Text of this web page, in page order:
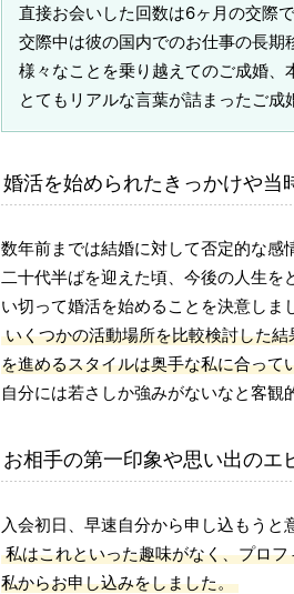
直接お会いした回数は6ヶ月の交際
交際中は彼の国内でのお仕事の長期
様々なことを乗り越えてのご成婚、
とてもリアルな言葉が詰まったご成
婚活を始められたきっかけや当
数年前までは結婚に対して否定的な感
二十代半ばを迎えた頃、今後の人生を
い切って婚活を始めることを決意しま
いくつかの活動場所を比較検討した
を進めるスタイルは奥手な私に合っ
自分には若さしか強みがないなと客観
お相手の第一印象や思い出のエ
入会初日、早速自分から申し込もうと
私はこれといった趣味がなく、プロ
私からお申し込みをしました。